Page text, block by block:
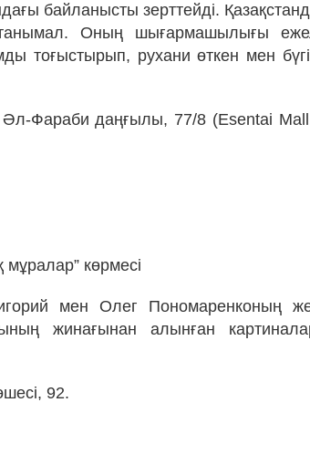
байланысты зерттейді.
Оның шығармашылығы
тоғыстырып, рухани өткен мен
Әл-Фараби даңғылы, 77/8 (Esentai
көрмесі
мен Олег Пономаренконың
жинағынан алынған
92.